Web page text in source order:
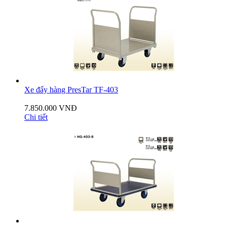
Xe đẩy hàng PresTar TF-403
7.850.000 VNĐ
Chi tiết